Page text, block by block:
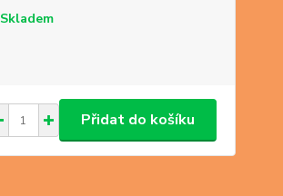
Skladem
Přidat do košíku